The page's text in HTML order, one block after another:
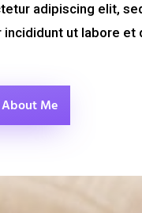
adipiscing elit,
incididunt ut labore et
Me